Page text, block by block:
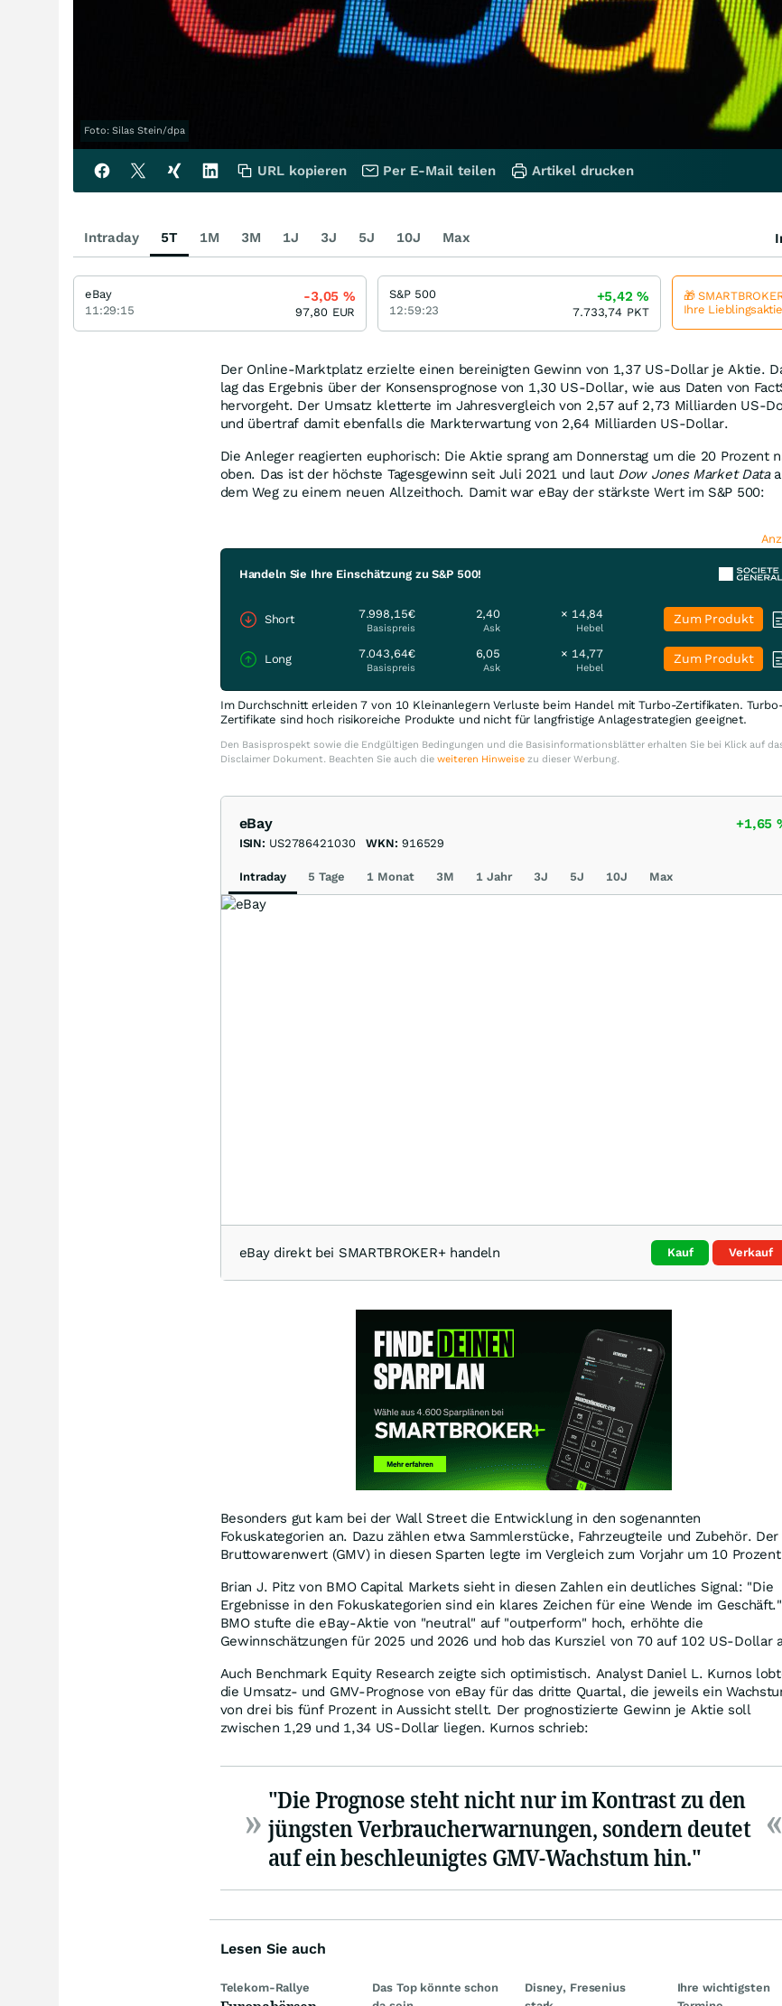
Foto: Silas Stein/dpa
Der Online-Marktplatz erzielte einen bereinigten Gewinn von 1,37 US-Dollar je Aktie.
lag das Ergebnis über der Konsensprognose von 1,30 US-Dollar, wie aus Daten von
hervorgeht. Der Umsatz kletterte im Jahresvergleich von 2,57 auf 2,73 Milliarden US-
und übertraf damit ebenfalls die Markterwartung von 2,64 Milliarden US-Dollar.
Die Anleger reagierten euphorisch: Die Aktie sprang am Donnerstag um die 20 Prozent
oben. Das ist der höchste Tagesgewinn seit Juli 2021 und laut Dow Jones Market Data
dem Weg zu einem neuen Allzeithoch. Damit war eBay der stärkste Wert im S&P 500:
Handeln Sie Ihre Einschätzung zu S&P 500!
Short 7.998,15€
Basispreis
2,40
Ask
× 14,84
Hebel
Zum Produkt
Long 7.043,64€
Basispreis
6,05
Ask
× 14,77
Hebel
Zum Produkt
Im Durchschnitt erleiden 7 von 10 Kleinanlegern Verluste beim Handel mit Turbo-Zertifikaten.
Zertifikate sind hoch risikoreiche Produkte und nicht für langfristige Anlagestrategien geeignet.
Den Basisprospekt sowie die Endgültigen Bedingungen und die Basisinformationsblätter erhalten Sie bei Klick auf
Disclaimer Dokument. Beachten Sie auch die weiteren Hinweisezu dieser Werbung.
eBay +1,65
ISIN: US2786421030 WKN: 916529
Intraday 5 Tage 1 Monat 3M 1 Jahr 3J 5J 10J Max
eBay direkt bei SMARTBROKER+ handeln Kauf Verkauf
Besonders gut kam bei der Wall Street die Entwicklung in den sogenannten
Fokuskategorien an. Dazu zählen etwa Sammlerstücke, Fahrzeugteile und Zubehör. Der
Bruttowarenwert (GMV) in diesen Sparten legte im Vergleich zum Vorjahr um 10
Brian J. Pitz von BMO Capital Markets sieht in diesen Zahlen ein deutliches Signal: "Die
Ergebnisse in den Fokuskategorien sind ein klares Zeichen für eine Wende im Geschäft."
BMO stufte die eBay-Aktie von "neutral" auf "outperform" hoch, erhöhte die
Gewinnschätzungen für 2025 und 2026 und hob das Kursziel von 70 auf 102 US-Dollar
Auch Benchmark Equity Research zeigte sich optimistisch. Analyst Daniel L. Kurnos
die Umsatz- und GMV-Prognose von eBay für das dritte Quartal, die jeweils ein
von drei bis fünf Prozent in Aussicht stellt. Der prognostizierte Gewinn je Aktie soll
zwischen 1,29 und 1,34 US-Dollar liegen. Kurnos schrieb:
"Die Prognose steht nicht nur im Kontrast zu den
jüngsten Verbraucherwarnungen, sondern deutet
auf ein beschleunigtes GMV-Wachstum hin."
Lesen Sie auch
Telekom-Rallye
Das Top könnte schon
Disney, Fresenius
Ihre wichtigsten
URL kopieren Per E-Mail teilen Artikel drucken
Intraday 5T 1M 3M 1J 3J 5J 10J Max
eBay
11:29:15
-3,05 %
97,80 EUR
S&P 500
12:59:23
+5,42 %
7.733,74 PKT
🎁
Ihre